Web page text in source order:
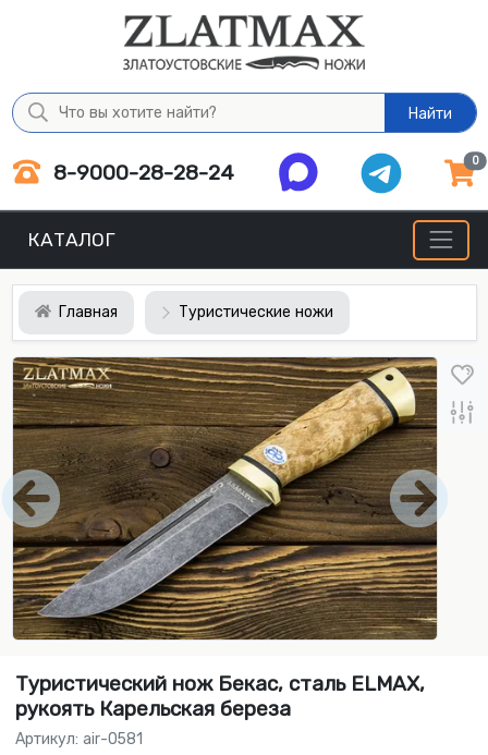
Найти
8-9000-28-28-24 0
КАТАЛОГ
Главная Туристические ножи
Туристический нож Бекас, сталь ELMAX,
рукоять Карельская береза
Артикул: air-0581